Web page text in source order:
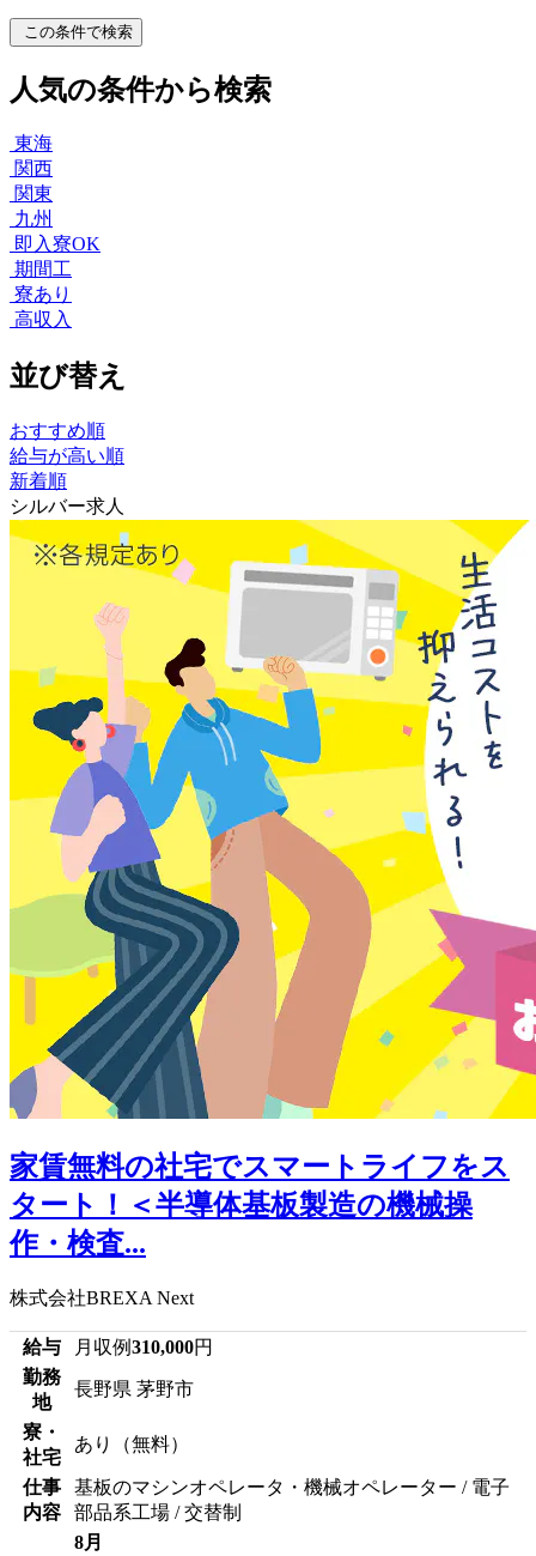
この条件で検索
人気の条件から検索
東海
関西
関東
九州
即入寮OK
期間工
寮あり
高収入
並び替え
おすすめ順
給与が高い順
新着順
シルバー求人
家賃無料の社宅でスマートライフをス
タート！＜半導体基板製造の機械操
作・検査...
株式会社BREXA Next
給与 月収例310,000円
勤務
地
長野県 茅野市
寮・
社宅
あり（無料）
仕事
内容
基板のマシンオペレータ・機械オペレーター / 電子
部品系工場 / 交替制
8月